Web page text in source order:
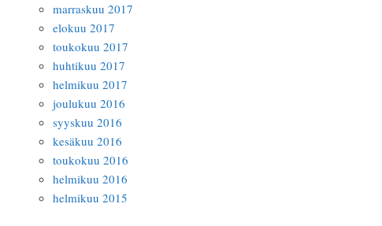
marraskuu 2017
elokuu 2017
toukokuu 2017
huhtikuu 2017
helmikuu 2017
joulukuu 2016
syyskuu 2016
kesäkuu 2016
toukokuu 2016
helmikuu 2016
helmikuu 2015